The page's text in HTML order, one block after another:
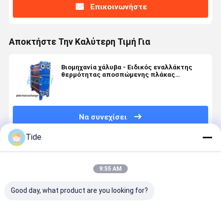
Επικοινωνήστε
Αποκτήστε Την Καλύτερη Τιμή Για
Βιομηχανία χάλυβα - Ειδικός εναλλάκτης
θερμότητας αποσπώμενης πλάκας
Να συνεχίσει
Συνιστώμενα Προϊόντα
Tide
9:55 AM
Good day, what product are you looking for?